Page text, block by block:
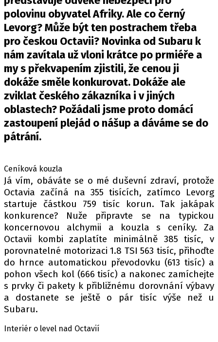
OSTATNÍ
TISKOVKY
ROZHOVORY
DAKAR
Z DOMOVA
ZE SVĚTA
MOTORSPORT
MEZINÁRODNÍ SCÉNA
SLEDUJTE NÁS NA
Máte příběh, fotku nebo video?
Pošlete e-mail na autoroad.cz
ETICKÝ KODEX
KONTAKT
INZERCE
polovinu obyvatel Afriky. Ale co černý
Levorg? Může být ten postrachem třeba
pro českou Octavii? Novinka od Subaru k
nám zavítala už vloni krátce po prmiéře a
my s překvapením zjistili, že cenou ji
dokáže směle konkurovat. Dokáže ale
zviklat českého zákazníka i v jiných
oblastech? Požádali jsme proto domácí
zastoupení plejád o nášup a dáváme se do
pátrání.
Ceníková kouzla
Já vím, obáváte se o mé duševní zdraví, protože
Octavia začíná na 355 tisících, zatímco Levorg
startuje částkou 759 tisíc korun. Tak jakápak
konkurence? Nuže připravte se na typickou
koncernovou alchymii a kouzla s ceníky. Za
Octavii kombi zaplatíte minimálně 385 tisíc, v
porovnatelné motorizaci 1.8 TSI 563 tisíc, přihoďte
do hrnce automatickou převodovku (613 tisíc) a
pohon všech kol (666 tisíc) a nakonec zamíchejte
s prvky či pakety k přibližnému dorovnání výbavy
a dostanete se ještě o pár tisíc výše než u
Subaru.
Interiér o level nad Octavií